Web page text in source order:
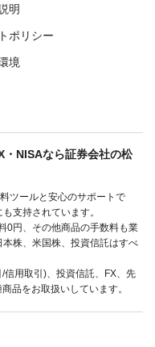
明
ポリシー
境
NISAなら証券会社の松
ツールと安心のサポートで
支持されています。
0円、その他商品の手数料も業
株、米国株、投資信託はすべ
信用取引)、投資信託、FX、先
品をお取扱いしています。